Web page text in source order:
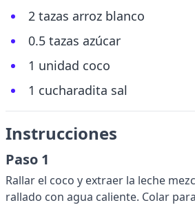
2 tazas arroz blanco
0.5 tazas azúcar
1 unidad coco
1 cucharadita sal
Instrucciones
Paso 1
Rallar el coco y extraer la leche
rallado con agua caliente. Colar